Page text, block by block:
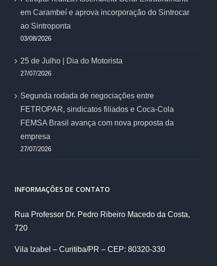
em Carambeí e aprova incorporação do Sintrocar
ao Sintroponta
03/08/2026
25 de Julho | Dia do Motorista
27/07/2026
Segunda rodada de negociações entre
FETROPAR, sindicatos filiados e Coca-Cola
FEMSA Brasil avança com nova proposta da
empresa
27/07/2026
INFORMAÇÕES DE CONTATO
Rua Professor Dr. Pedro Ribeiro Macedo da Costa,
720
Vila Izabel – Curitiba/PR – CEP: 80320-330